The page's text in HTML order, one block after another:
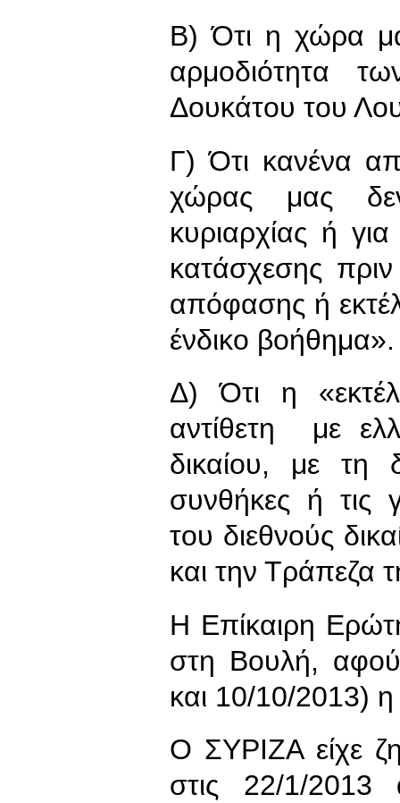
Β) Ότι η χώρα
αρμοδιότητα
Δουκάτου του
Γ) Ότι κανένα
χώρας μας δεν
κυριαρχίας ή
κατάσχεσης
απόφασης ή
ένδικο βοήθημα».
Δ) Ότι η
αντίθετη με
δικαίου, με τη
συνθήκες ή τις
του διεθνούς
και την Τράπεζα
Η Επίκαιρη
στη Βουλή,
και 10/10/2013)
Ο ΣΥΡΙΖΑ είχε
στις 22/1/